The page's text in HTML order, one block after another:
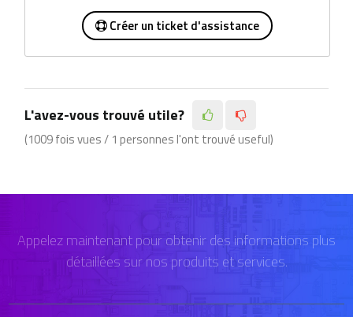
Créer un ticket d'assistance
L'avez-vous trouvé utile?
(1009 fois vues / 1 personnes l'ont trouvé useful)
Appelez maintenant pour obtenir des informations plus
détaillées sur nos produits et services.